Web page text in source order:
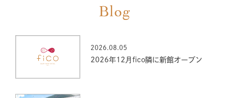
2026.08.05
2026年12月fico隣に新館オープン